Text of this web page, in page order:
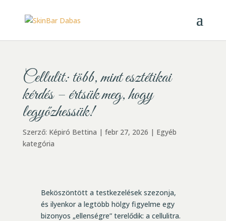
Cellulit: több, mint esztétikai
kérdés – értsük meg, hogy
legyőzhessük!
Szerző: Képiró Bettina | febr 27, 2026 | Egyéb
kategória
Beköszöntött a testkezelések szezonja,
és ilyenkor a legtöbb hölgy figyelme egy
bizonyos „ellenségre” terelődik: a cellulitra.